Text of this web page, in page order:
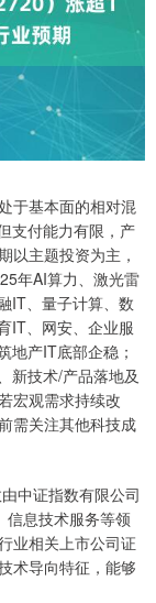
于基本面的相对混
支付能力有限，产
以主题投资为主，
年AI算力、激光雷
IT、量子计算、数
IT、网安、企业服
地产IT底部企稳；
新技术/产品落地及
宏观需求持续改
需关注其他科技成
中证指数有限公司
信息技术服务等领
业相关上市公司证
术导向特征，能够